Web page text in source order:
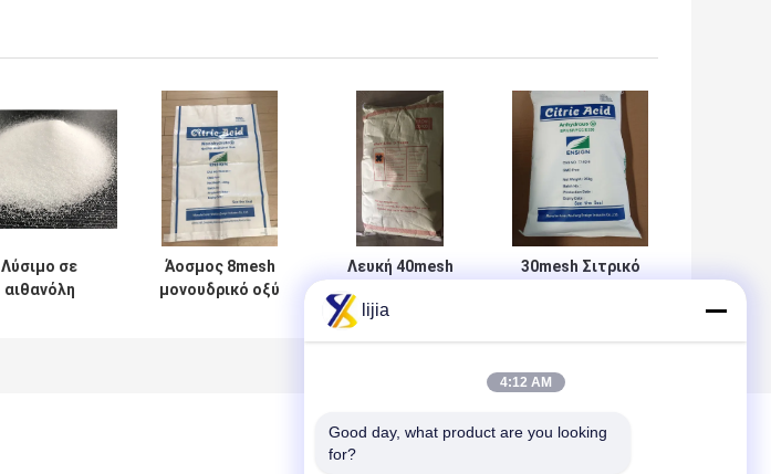
Λύσιμο σε
αιθανόλη
Άοσμος 8mesh
μονουδρικό οξύ
Λευκή 40mesh
οργανική σκόνη
κιτρικού οξέος
30mesh Σιτρικό
lijia
4:12 AM
Good day, what product are you looking
for?